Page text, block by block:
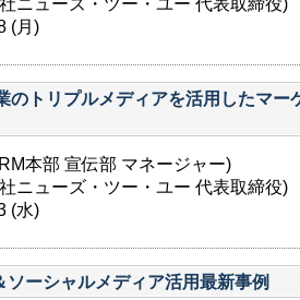
ニューズ・ツー・ユー 代表取締役)
(月)
のトリプルメディアを活用したマー
本部 宣伝部 マネージャー)
ニューズ・ツー・ユー 代表取締役)
(水)
ーシャルメディア活用最新事例